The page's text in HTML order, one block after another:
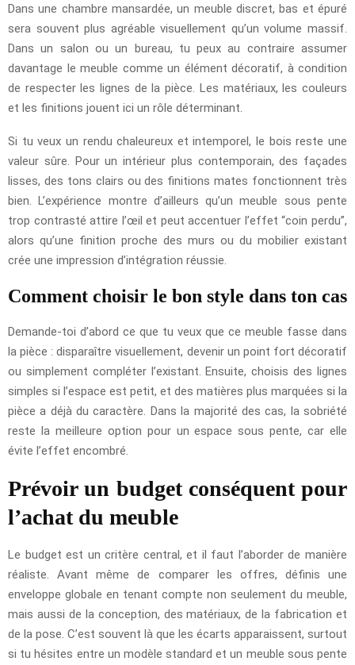
Dans une chambre mansardée, un meuble discret, bas et épuré
sera souvent plus agréable visuellement qu’un volume massif.
Dans un salon ou un bureau, tu peux au contraire assumer
davantage le meuble comme un élément décoratif, à condition
de respecter les lignes de la pièce. Les matériaux, les couleurs
et les finitions jouent ici un rôle déterminant.
Si tu veux un rendu chaleureux et intemporel, le bois reste une
valeur sûre. Pour un intérieur plus contemporain, des façades
lisses, des tons clairs ou des finitions mates fonctionnent très
bien. L’expérience montre d’ailleurs qu’un meuble sous pente
trop contrasté attire l’œil et peut accentuer l’effet “coin perdu”,
alors qu’une finition proche des murs ou du mobilier existant
crée une impression d’intégration réussie.
Comment choisir le bon style dans ton cas
Demande-toi d’abord ce que tu veux que ce meuble fasse dans
la pièce : disparaître visuellement, devenir un point fort décoratif
ou simplement compléter l’existant. Ensuite, choisis des lignes
simples si l’espace est petit, et des matières plus marquées si la
pièce a déjà du caractère. Dans la majorité des cas, la sobriété
reste la meilleure option pour un espace sous pente, car elle
évite l’effet encombré.
Prévoir un budget conséquent pour
l’achat du meuble
Le budget est un critère central, et il faut l’aborder de manière
réaliste. Avant même de comparer les offres, définis une
enveloppe globale en tenant compte non seulement du meuble,
mais aussi de la conception, des matériaux, de la fabrication et
de la pose. C’est souvent là que les écarts apparaissent, surtout
si tu hésites entre un modèle standard et un meuble sous pente